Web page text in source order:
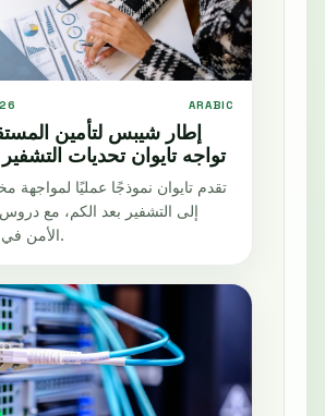
ARABIC
إطار شيبس لتأمين
تواجه تايوان تحديات
تقدم تايوان نموذجًا عمليًا لمواجهة
إلى التشفير بعد الكم، مع
الأمن في المؤسسات.